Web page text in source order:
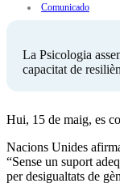
Comunicado
La Psicologia
capacitat de
Hui, 15 de maig, es
Nacions Unides
“Sense un suport
per desigualtats de